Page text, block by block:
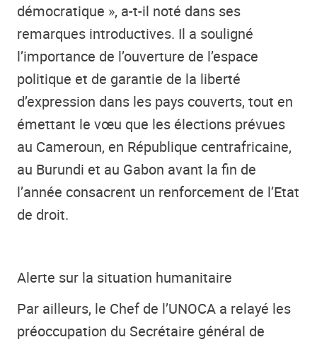
démocratique », a-t-il noté dans ses
remarques introductives. Il a souligné
l’importance de l’ouverture de l’espace
politique et de garantie de la liberté
d’expression dans les pays couverts, tout en
émettant le vœu que les élections prévues
au Cameroun, en République centrafricaine,
au Burundi et au Gabon avant la fin de
l’année consacrent un renforcement de l’Etat
de droit.
Alerte sur la situation humanitaire
Par ailleurs, le Chef de l’UNOCA a relayé les
préoccupation du Secrétaire général de